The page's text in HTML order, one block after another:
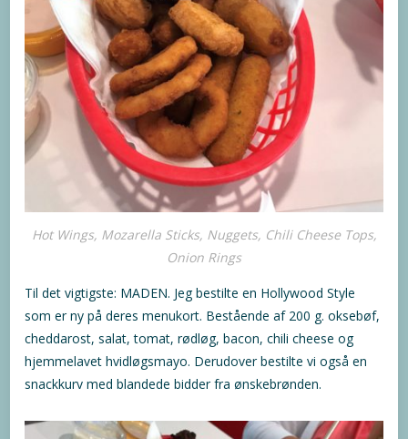
Hot Wings, Mozarella Sticks, Nuggets, Chili Cheese Tops,
Onion Rings
Til det vigtigste: MADEN. Jeg bestilte en Hollywood Style
som er ny på deres menukort. Bestående af 200 g. oksebøf,
cheddarost, salat, tomat, rødløg, bacon, chili cheese og
hjemmelavet hvidløgsmayo. Derudover bestilte vi også en
snackkurv med blandede bidder fra ønskebrønden.